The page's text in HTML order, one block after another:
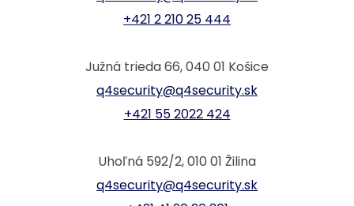
+421 2 210 25 444
Južná trieda 66, 040 01 Košice
q4security@q4security.sk
+421 55 2022 424
Uhoľná 592/2, 010 01 Žilina
q4security@q4security.sk